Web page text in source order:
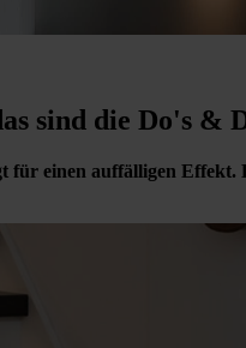
sind die Do's &
einen auffälligen Effekt.